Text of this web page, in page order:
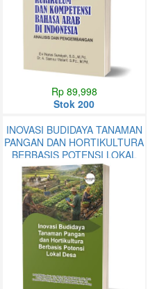
Rp 89,998
Stok 200
INOVASI BUDIDAYA TANAMAN
PANGAN DAN HORTIKULTURA
BERBASIS POTENSI LOKAL
DESA